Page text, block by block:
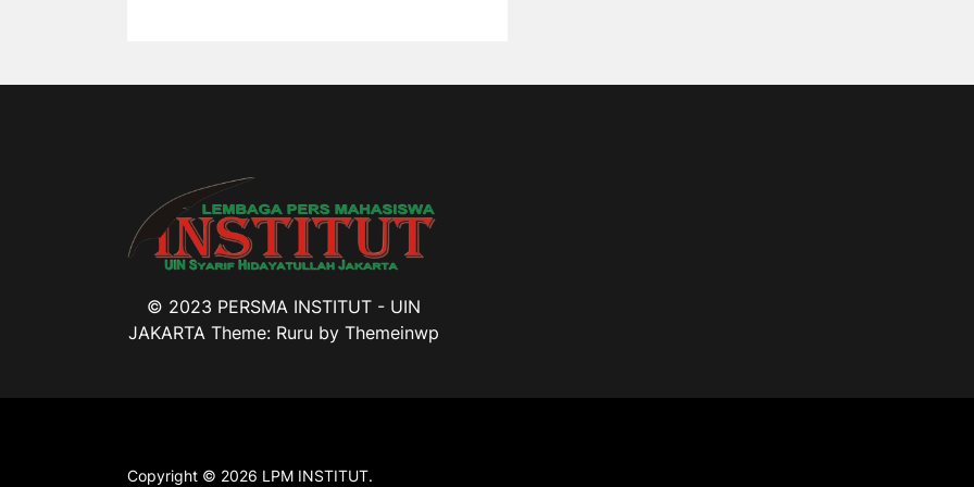
© 2023 PERSMA INSTITUT - UIN
JAKARTA Theme: Ruru by Themeinwp
Copyright © 2026 LPM INSTITUT.